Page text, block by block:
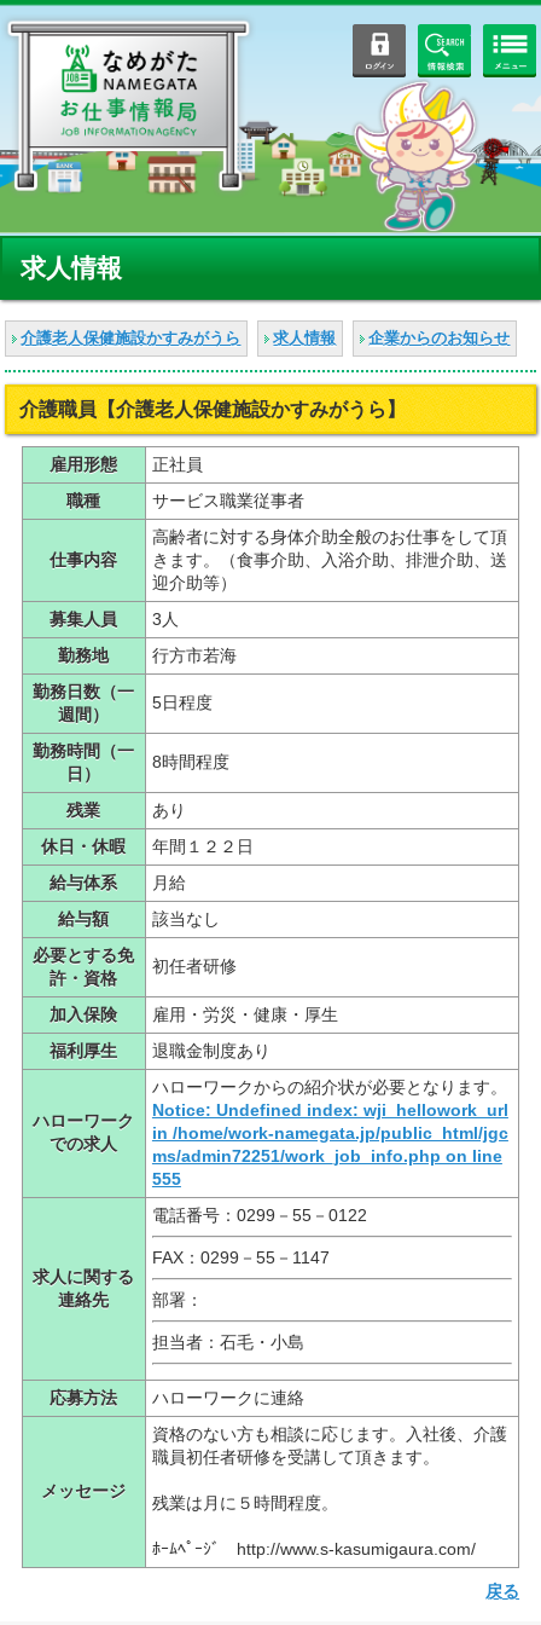
ログイン 情報検索
求人情報
介護老人保健施設かすみがうら 求人情報 企業からのお知らせ
介護職員【介護老人保健施設かすみがうら】
雇用形態
正社員
職種
サービス職業従事者
仕事内容
高齢者に対する身体介助全般のお仕事をして頂
きます。（食事介助、入浴介助、排泄介助、送
迎介助等）
募集人員
3人
勤務地
行方市若海
勤務日数（一
週間）
5日程度
勤務時間（一
日）
8時間程度
残業
あり
休日・休暇
年間１２２日
給与体系
月給
給与額
該当なし
必要とする免
許・資格
初任者研修
加入保険
雇用・労災・健康・厚生
福利厚生
退職金制度あり
ハローワーク
での求人
ハローワークからの紹介状が必要となります。
Notice: Undefined index: wji_hellowork_url
in /home/work-namegata.jp/public_html/jgc
ms/admin72251/work_job_info.php on line
555
求人に関する
連絡先
電話番号：0299－55－0122
FAX：0299－55－1147
部署：
担当者：石毛・小島
応募方法 ハローワークに連絡
メッセージ
資格のない方も相談に応じます。入社後、介護
職員初任者研修を受講して頂きます。
残業は月に５時間程度。
ﾎｰﾑﾍﾟｰｼﾞ http://www.s-kasumigaura.com/
戻る